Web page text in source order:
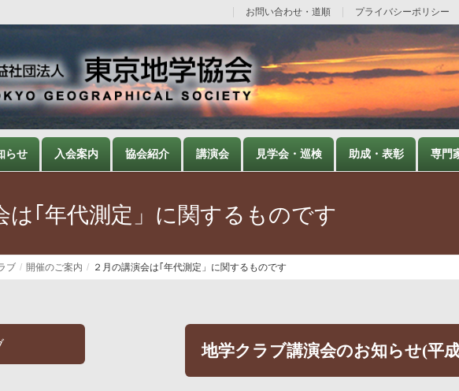
お問い合わせ・道順 プライバシーポリシー
らせ 入会案内 協会紹介 講演会 見学会・巡検 助成・表彰 専門
は｢年代測定」に関するものです
ブ 開催のご案内 ２月の講演会は｢年代測定」に関するものです
地学クラブ講演会のお知らせ(平